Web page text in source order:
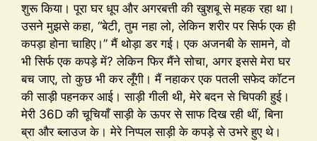
शुरू किया। पूरा घर धूप और अगरबत्ती की खुशबू से महक रहा था।
उसने मुझसे कहा, “बेटी, तुम नहा लो, लेकिन शरीर पर सिर्फ एक ही
कपड़ा होना चाहिए।” मैं थोड़ा डर गई। एक अजनबी के सामने, वो
भी सिर्फ एक कपड़े में? लेकिन फिर मैंने सोचा, अगर इससे मेरा घर
बच जाए, तो कुछ भी कर लूँगी। मैं नहाकर एक पतली सफेद कॉटन
की साड़ी पहनकर आई। साड़ी गीली थी, मेरे बदन से चिपकी हुई।
मेरी 36D की चूचियाँ साड़ी के ऊपर से साफ दिख रही थीं, बिना
ब्रा और ब्लाउज के। मेरे निप्पल साड़ी के कपड़े से उभरे हुए थे।